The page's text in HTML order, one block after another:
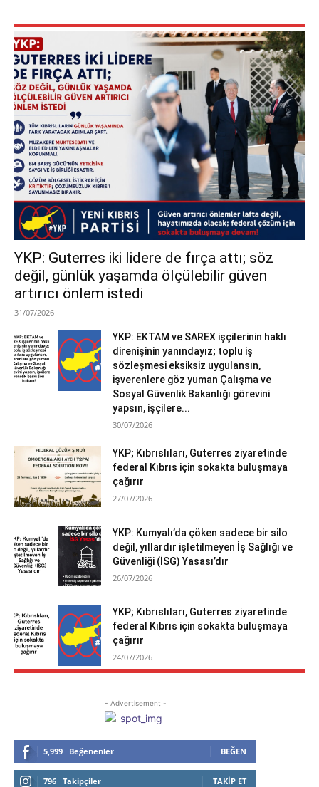
YKP: Guterres iki lidere de fırça attı; söz
değil, günlük yaşamda ölçülebilir güven
artırıcı önlem istedi
31/07/2026
YKP: EKTAM ve SAREX işçilerinin haklı
direnişinin yanındayız; toplu iş
sözleşmesi eksiksiz uygulansın,
işverenlere göz yuman Çalışma ve
Sosyal Güvenlik Bakanlığı görevini
yapsın, işçilere...
30/07/2026
YKP; Kıbrıslıları, Guterres ziyaretinde
federal Kıbrıs için sokakta buluşmaya
çağırır
27/07/2026
YKP: Kumyalı’da çöken sadece bir silo
değil, yıllardır işletilmeyen İş Sağlığı ve
Güvenliği (İSG) Yasası’dır
26/07/2026
YKP; Kıbrıslıları, Guterres ziyaretinde
federal Kıbrıs için sokakta buluşmaya
çağırır
24/07/2026
- Advertisement -
5,999 Beğenenler BEĞEN
796 Takipçiler TAKIP ET